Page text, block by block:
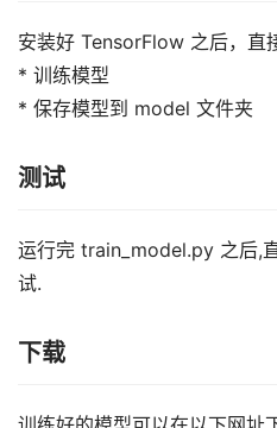
安装好 TensorFlow 之后，直
* 训练模型
* 保存模型到 model 文件夹
测试
运行完 train_model.py 之后,
试.
下载